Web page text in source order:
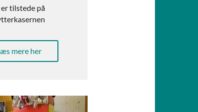
tilstede på
mere her